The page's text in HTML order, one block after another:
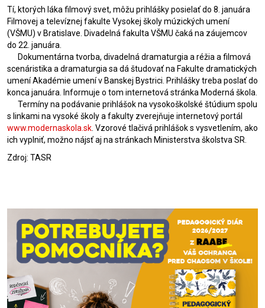
Tí, ktorých láka filmový svet, môžu prihlášky posielať do 8. januára
Filmovej a televíznej fakulte Vysokej školy múzických umení
(VŠMU) v Bratislave. Divadelná fakulta VŠMU čaká na záujemcov
do 22. januára.
Dokumentárna tvorba, divadelná dramaturgia a réžia a filmová
scenáristika a dramaturgia sa dá študovať na Fakulte dramatických
umení Akadémie umení v Banskej Bystrici. Prihlášky treba poslať do
konca januára. Informuje o tom internetová stránka Moderná škola.
Termíny na podávanie prihlášok na vysokoškolské štúdium spolu
s linkami na vysoké školy a fakulty zverejňuje internetový portál
www.modernaskola.sk . Vzorové tlačivá prihlášok s vysvetlením, ako
ich vyplniť, možno nájsť aj na stránkach Ministerstva školstva SR.
Zdroj: TASR